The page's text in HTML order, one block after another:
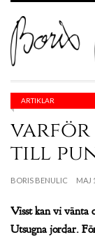
ARTIKLAR
varför
till
BORIS BENULIC MAJ
Visst kan vi vänta
Utsugna jordar.